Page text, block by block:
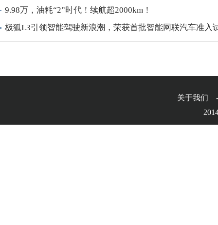
9.98万，油耗“2”时代！续航超2000km！
极狐L3引领智能驾驶新浪潮，荣获首批智能网联汽车准入
关于我